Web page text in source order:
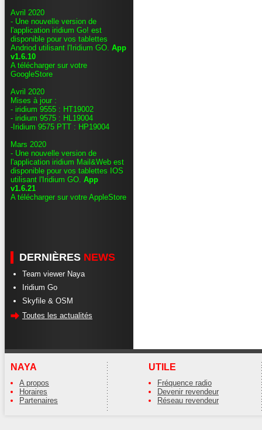
Avril 2020
- Une nouvelle version de
l'application iridium Go! est
disponible pour vos tablettes
Andriod utilisant l'Iridium GO. App
v1.6.10
A télécharger sur votre
GoogleStore
Avril 2020
Mises à jour :
- iridium 9555 : HT19002
- iridium 9575 : HL19004
-Iridium 9575 PTT : HP19004
Mars 2020
- Une nouvelle version de
l'application iridium Mail&Web est
disponible pour vos tablettes IOS
utilisant l'Iridium GO. App
v1.6.21
A télécharger sur votre AppleStore
DERNIÈRES NEWS
Team viewer Naya
Iridium Go
Skyfile & OSM
Toutes les actualités
NAYA
A propos
Horaires
Partenaires
UTILE
Fréquence radio
Devenir revendeur
Réseau revendeur